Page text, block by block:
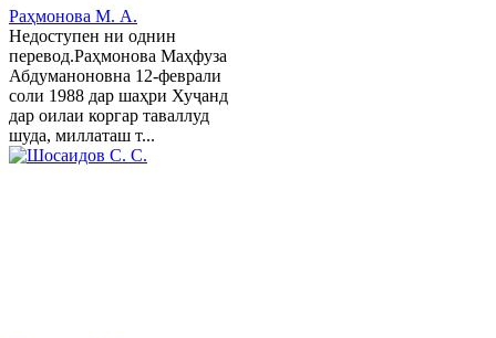
Раҳмонова М. А.
Недоступен ни однин
перевод.Раҳмонова Маҳфуза
Абдуманоновна 12-феврали
соли 1988 дар шаҳри Хуҷанд
дар оилаи коргар таваллуд
шуда, миллаташ т...